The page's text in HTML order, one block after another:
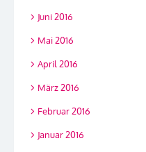
Juni 2016
Mai 2016
April 2016
März 2016
Februar 2016
Januar 2016